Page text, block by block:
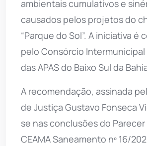
ambientais cumulativos e
causados pelos projetos do
“Parque do Sol”. A iniciativa é
pelo Consórcio
das APAS do Baixo Sul da
A recomendação, assinada
de Justiça Gustavo Fonseca
se nas conclusões do
CEAMA Saneamento nº 16/